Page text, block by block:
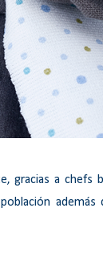
gracias a chefs